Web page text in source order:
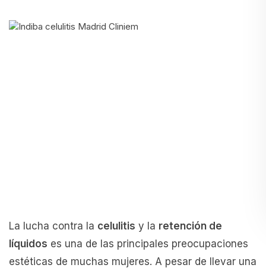
La lucha contra la celulitis y la retención de
líquidos es una de las principales preocupaciones
estéticas de muchas mujeres. A pesar de llevar una